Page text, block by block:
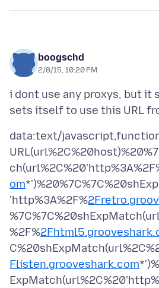
boogschd
2/8/15, 10:20 PM
i dont use any proxys, but it
data:text/
om
'http%3A%2F%
%2F%
Flisten.grooveshark.com